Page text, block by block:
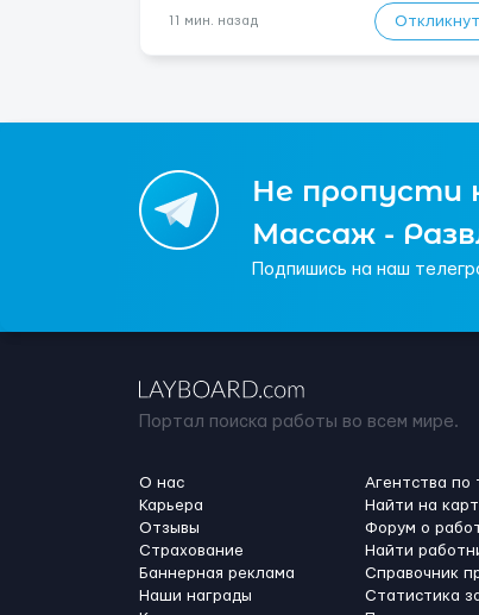
*Наличие загранпаспорта; Рабочая виза.
11 мин. назад
Не пропусти
Массаж -
Подпишись на наш
Портал поиска работы во всем мире.
О нас
Карьера
Отзывы
Страхование
Баннерная реклама
Наши награды
Агентства по
Найти на
Форум о
Найти
Справочник
Статистика